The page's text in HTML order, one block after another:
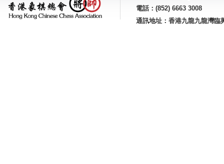
電話：(852) 6663 3008
通訊地址：香港九龍九龍灣臨